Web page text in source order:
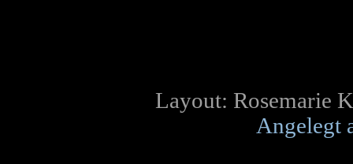
Layout: Rosemarie
Angelegt